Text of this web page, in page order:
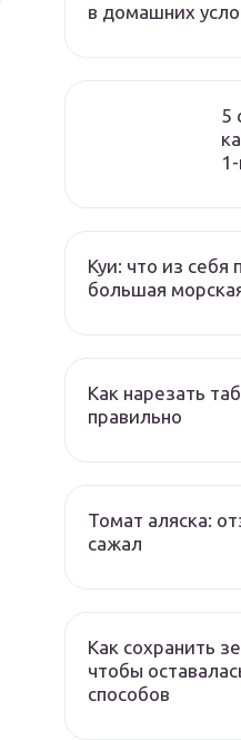
в домашних
5
Куи: что из себя
большая
Как нарезать
правильно
Томат аляска:
сажал
Как сохранить
чтобы
способов